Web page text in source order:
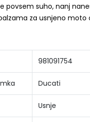
povsem suho, nanj
za usnjeno moto
981091754
Ducati
Usnje